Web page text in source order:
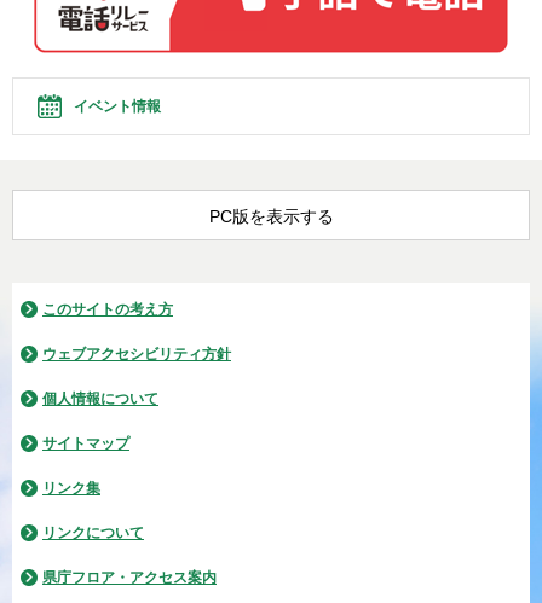
イベント情報
PC版を表示する
このサイトの考え方
ウェブアクセシビリティ方針
個人情報について
サイトマップ
リンク集
リンクについて
県庁フロア・アクセス案内